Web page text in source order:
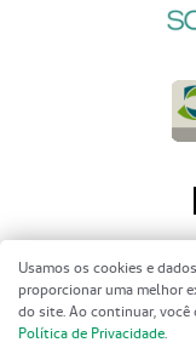
Usamos os cookies e
proporcionar uma melhor
do site. Ao continuar, você
Política de Privacidade.